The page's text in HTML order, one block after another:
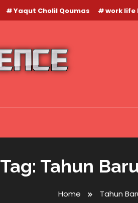
Yaqut Cholil Qoumas work
Tag: Tahun
Home Tahun